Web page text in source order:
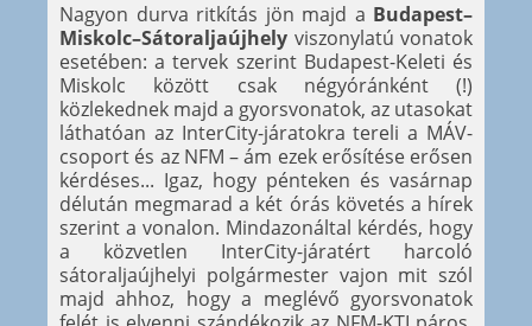
Nagyon durva ritkítás jön majd a Budapest–
Miskolc–Sátoraljaújhely viszonylatú vonatok
esetében: a tervek szerint Budapest-Keleti és
Miskolc között csak négyóránként (!)
közlekednek majd a gyorsvonatok, az utasokat
láthatóan az InterCity-járatokra tereli a MÁV-
csoport és az NFM – ám ezek erősítése erősen
kérdéses... Igaz, hogy pénteken és vasárnap
délután megmarad a két órás követés a hírek
szerint a vonalon. Mindazonáltal kérdés, hogy
a közvetlen InterCity-járatért harcoló
sátoraljaújhelyi polgármester vajon mit szól
majd ahhoz, hogy a meglévő gyorsvonatok